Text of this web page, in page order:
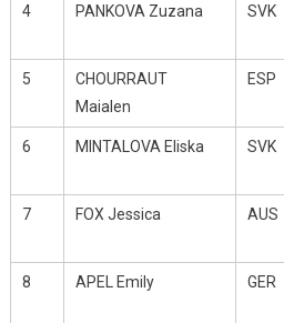
4 PANKOVA Zuzana SVK
5
CHOURRAUT
Maialen
ESP
6 MINTALOVA Eliska SVK
7 FOX Jessica AUS
8 APEL Emily GER